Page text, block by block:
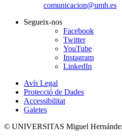
comunicacion@umh.es
Segueix-nos
Facebook
Twitter
YouTube
Instagram
LinkedIn
Avís Legal
Protecció de Dades
Accessibilitat
Galetes
© UNIVERSITAS Miguel